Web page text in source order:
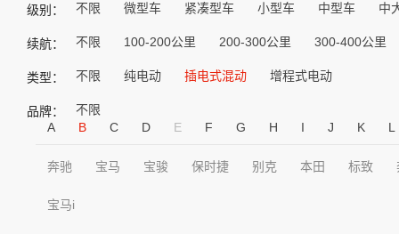
级别： 不限 微型车 紧凑型车 小型车 中型车 中
续航： 不限 100-200公里 200-300公里 300-400公里
类型： 不限 纯电动 插电式混动 增程式电动
品牌：
不限
A
B C D E F G H I J K L
奔驰 宝马 宝骏 保时捷 别克 本田 标致
宝马i